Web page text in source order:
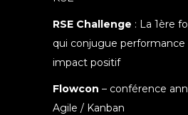
RSE Challenge : La 1ère
qui conjugue
impact positif
Flowcon – conférence
Agile / Kanban